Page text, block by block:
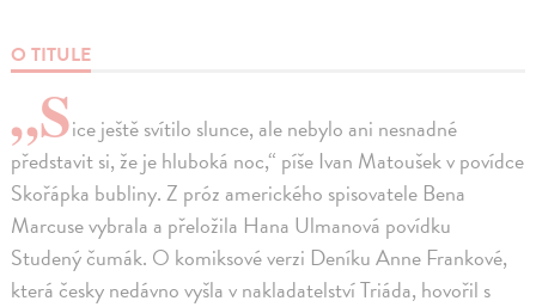
O TITULE
„Sice ještě svítilo slunce, ale nebylo ani nesnadné
představit si, že je hluboká noc,“ píše Ivan Matoušek v povídce
Skořápka bubliny. Z próz amerického spisovatele Bena
Marcuse vybrala a přeložila Hana Ulmanová povídku
Studený čumák. O komiksové verzi Deníku Anne Frankové,
která česky nedávno vyšla v nakladatelství Triáda, hovořil s